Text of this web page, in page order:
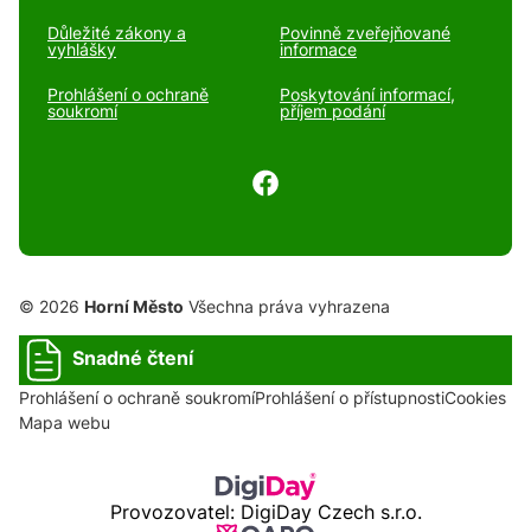
Důležité zákony a
vyhlášky
Povinně zveřejňované
informace
Prohlášení o ochraně
soukromí
Poskytování informací,
příjem podání
© 2026 Horní Město Všechna práva vyhrazena
Snadné čtení
Prohlášení o ochraně soukromíProhlášení o přístupnostiCookies
Mapa webu
Provozovatel: DigiDay Czech s.r.o.